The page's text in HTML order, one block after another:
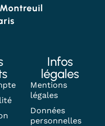
Infos
légales
Mentions
légales
Données
personnelles